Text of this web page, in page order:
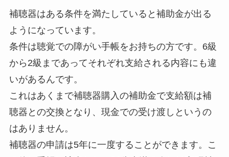
補聴器はある条件を満たしていると補助金が出る
ようになっています。
条件は聴覚での障がい手帳をお持ちの方です。6級
から2級まであってそれぞれ支給される内容にも違
いがあるんです。
これはあくまで補聴器購入の補助金で支給額は補
聴器との交換となり、現金での受け渡しというの
はありません。
補聴器の申請は5年に一度することができます。こ